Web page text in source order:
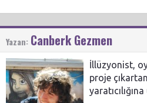
Yazan: Canberk Gezmen
İllüzyonist,
proje